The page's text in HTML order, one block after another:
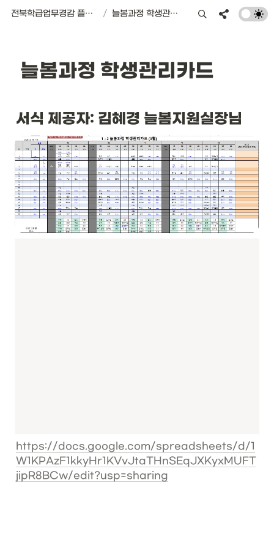
전북학급업무경감 플랫폼 | 서식편의점 / 늘봄과정 학생관리카드
늘봄과정 학생관리카드
서식 제공자: 김혜경 늘봄지원실장님
https://docs.google.com/spreadsheets/d/1
W1KPAzF1kkyHr1KVvJtaTHnSEqJXKyxMUFT
jipR8BCw/edit?usp=sharing